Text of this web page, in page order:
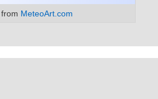
MeteoArt.com